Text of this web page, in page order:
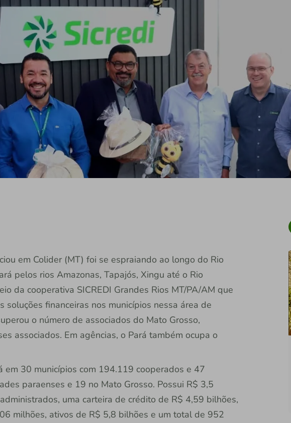
em Colider (MT) foi se espraiando ao longo do Rio
pelos rios Amazonas, Tapajós, Xingu até o Rio
da cooperativa SICREDI Grandes Rios MT/PA/AM que
soluções financeiras nos municípios nessa área de
o número de associados do Mato Grosso,
associados. Em agências, o Pará também ocupa o
em 30 municípios com 194.119 cooperados e 47
paraenses e 19 no Mato Grosso. Possui R$ 3,5
uma carteira de crédito de R$ 4,59 bilhões,
milhões, ativos de R$ 5,8 bilhões e um total de 952